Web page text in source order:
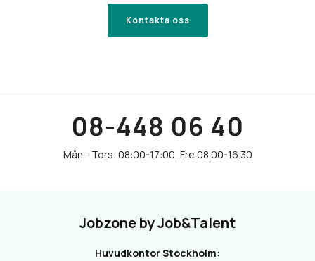
Kontakta oss
08-448 06 40
Jobzone by Job&Talent
Huvudkontor Stockholm: